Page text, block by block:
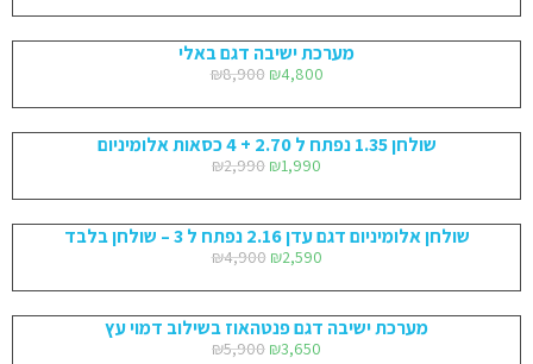
מערכת ישיבה דגם באלי
₪8,900 ₪4,800
שולחן 1.35 נפתח ל 2.70 + 4 כסאות אלומיניום
₪2,990 ₪1,990
שולחן אלומיניום דגם עדן 2.16 נפתח ל 3 – שולחן בלבד
₪4,900 ₪2,590
מערכת ישיבה דגם פנטהאוז בשילוב דמוי עץ
₪5,900 ₪3,650